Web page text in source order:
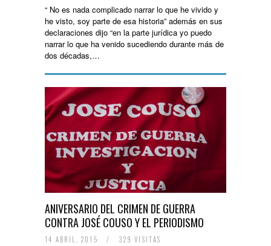
“ No es nada complicado narrar lo que he vivido y
he visto, soy parte de esa historia” además en sus
declaraciones dijo “en la parte jurídica yo puedo
narrar lo que ha venido sucediendo durante más de
dos décadas,…
ANIVERSARIO DEL CRIMEN DE GUERRA
CONTRA JOSÉ COUSO Y EL PERIODISMO
14 ABRIL, 2015 / 329 VISITAS